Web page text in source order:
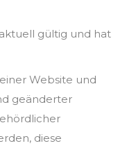
gültig und hat
Website und
geänderter
diese